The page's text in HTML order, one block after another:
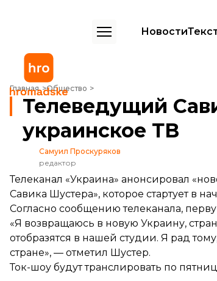
Новости
Главная Общество
Телеведущий Савик Шустер возвращается на
Телеведущий
украинское ТВ
Самуил Проскуряков
редактор
Телеканал «Украина» анонсировал
Савика Шустера», которое стартует в
Согласно сообщению телеканала,
«Я возвращаюсь в новую Украину,
отобразятся в нашей студии. Я рад
стране», — отметил Шустер.
Ток-шоу будут транслировать по